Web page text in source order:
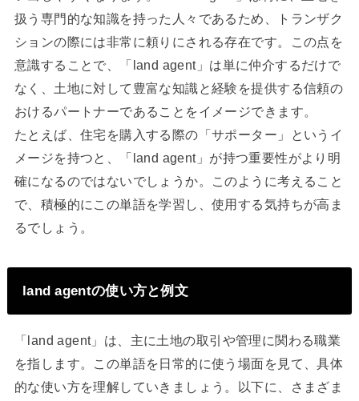
扱う専門的な知識を持った人々であるため、トランザク
ションの際には非常に頼りにされる存在です。この点を
意識することで、「land agent」は単に仲介するだけで
なく、土地に対して豊富な知識と経験を提供する信頼の
おけるパートナーであることをイメージできます。
たとえば、住宅を購入する際の「サポーター」というイ
メージを持つと、「land agent」が持つ重要性がより明
確になるのではないでしょうか。このように考えること
で、積極的にこの単語を学習し、使用する気持ちが高ま
るでしょう。
land agentの使い方と例文
「land agent」は、主に土地の取引や管理に関わる職業
を指します。この単語を日常的に使う場面を見て、具体
的な使い方を理解していきましょう。以下に、さまざま